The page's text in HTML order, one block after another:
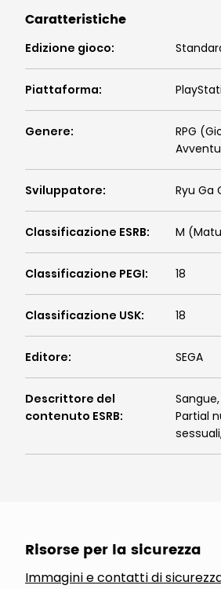
Caratteristiche
Edizione gioco:
Piattaforma:
Genere:
RPG
Sviluppatore: Ryu Ga
Classificazione ESRB: M
Classificazione PEGI: 18
Classificazione USK: 18
Editore: SEGA
Descrittore del
contenuto ESRB:
Partial
Risorse per la sicurezza
Immagini e contatti di